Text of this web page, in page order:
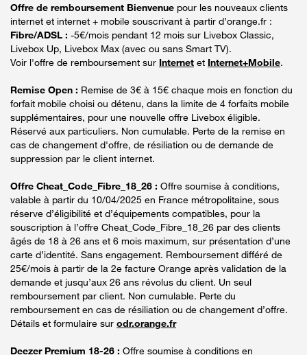
Offre de remboursement Bienvenue pour les nouveaux clients
internet et internet + mobile souscrivant à partir d’orange.fr :
Fibre/ADSL : -5€/mois pendant 12 mois sur Livebox Classic,
Livebox Up, Livebox Max (avec ou sans Smart TV).
Voir l'offre de remboursement sur Internet et Internet+Mobile.
Remise Open : Remise de 3€ à 15€ chaque mois en fonction du
forfait mobile choisi ou détenu, dans la limite de 4 forfaits mobile
supplémentaires, pour une nouvelle offre Livebox éligible.
Réservé aux particuliers. Non cumulable. Perte de la remise en
cas de changement d'offre, de résiliation ou de demande de
suppression par le client internet.
Offre Cheat_Code_Fibre_18_26 : Offre soumise à conditions,
valable à partir du 10/04/2025 en France métropolitaine, sous
réserve d’éligibilité et d’équipements compatibles, pour la
souscription à l’offre Cheat_Code_Fibre_18_26 par des clients
âgés de 18 à 26 ans et 6 mois maximum, sur présentation d’une
carte d’identité. Sans engagement. Remboursement différé de
25€/mois à partir de la 2e facture Orange après validation de la
demande et jusqu’aux 26 ans révolus du client. Un seul
remboursement par client. Non cumulable. Perte du
remboursement en cas de résiliation ou de changement d’offre.
Détails et formulaire sur odr.orange.fr
Deezer Premium 18-26 : Offre soumise à conditions en